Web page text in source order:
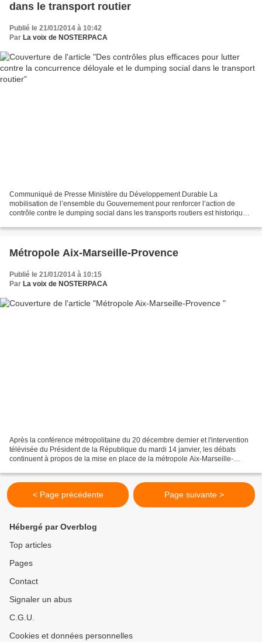
dans le transport routier
Publié le 21/01/2014 à 10:42
Par La voix de NOSTERPACA
Communiqué de Presse Ministère du Développement Durable La
mobilisation de l’ensemble du Gouvernement pour renforcer l’action de
contrôle contre le dumping social dans les transports routiers est historique.
Métropole Aix-Marseille-Provence
Publié le 21/01/2014 à 10:15
Par La voix de NOSTERPACA
Après la conférence métropolitaine du 20 décembre dernier et l'intervention
télévisée du Président de la République du mardi 14 janvier, les débats
continuent à propos de la mise en place de la métropole Aix-Marseille-
< Page précédente Page suivante >
Hébergé par Overblog
Top articles
Pages
Contact
Signaler un abus
C.G.U.
Cookies et données personnelles